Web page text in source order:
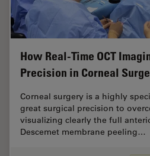
How Real-Time OCT
Precision in Corneal
Corneal surgery is a highly
great surgical precision to
visualizing clearly the full
Descemet membrane peeling…